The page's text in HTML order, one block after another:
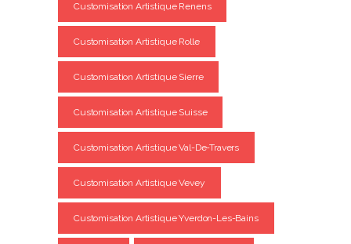
Customisation Artistique Renens
Customisation Artistique Rolle
Customisation Artistique Sierre
Customisation Artistique Suisse
Customisation Artistique Val-De-Travers
Customisation Artistique Vevey
Customisation Artistique Yverdon-Les-Bains